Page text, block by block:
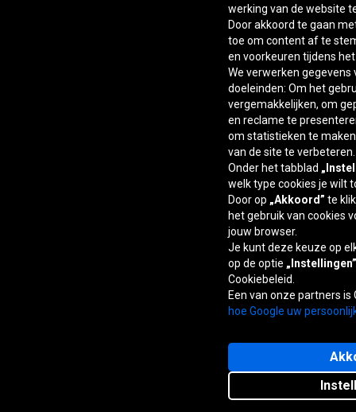
werking van de website
Door akkoord te gaan
toe om content af te
en voorkeuren tijdens
We verwerken gegevens
doeleinden: Om het
vergemakkelijken, om
en reclame te
om statistieken te
van de site te verbeteren.
Onder het tabblad
welk type cookies je wilt
Door op „Akkoord” te
het gebruik van cookies
jouw browser.
Je kunt deze keuze op
op de optie „Instellingen”
Cookiebeleid.
Een van onze partners is
hoe Google uw